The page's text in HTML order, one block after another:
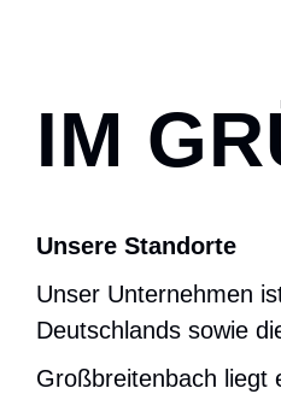
IM
Unsere Standorte
Unser Unternehmen
Deutschlands sowie
Großbreitenbach liegt